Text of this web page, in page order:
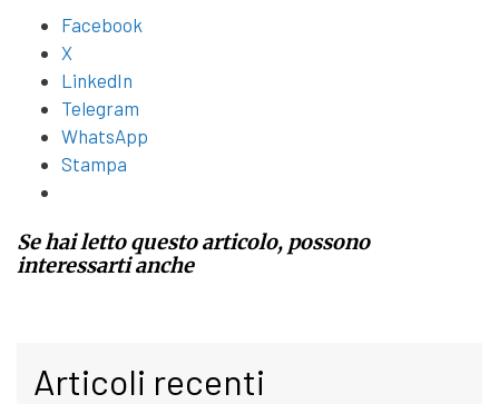
Facebook
X
LinkedIn
Telegram
WhatsApp
Stampa
Se hai letto questo articolo, possono
interessarti anche
Articoli recenti